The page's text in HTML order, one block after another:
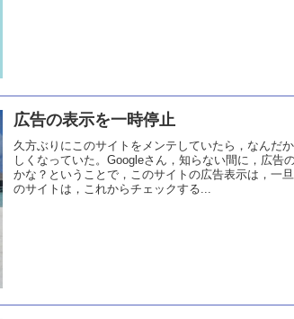
広告の表示を一時停止
久方ぶりにこのサイトをメンテしていたら，なんだ
しくなっていた。Googleさん，知らない間に，広告
かな？ということで，このサイトの広告表示は，一
のサイトは，これからチェックする...